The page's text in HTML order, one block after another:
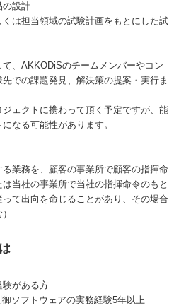
の設計
は担当領域の試験計画をもとにした試
て、AKKODiSのチームメンバーやコン
での課題発見、解決策の提案・実行ま
ェクトに携わって頂く予定ですが、能
なる可能性があります。
業務を、顧客の事業所で顧客の指揮命
当社の事業所で当社の指揮命令のもと
て出向を命じることがあり、その場合
験がある方
ソフトウェアの実務経験5年以上